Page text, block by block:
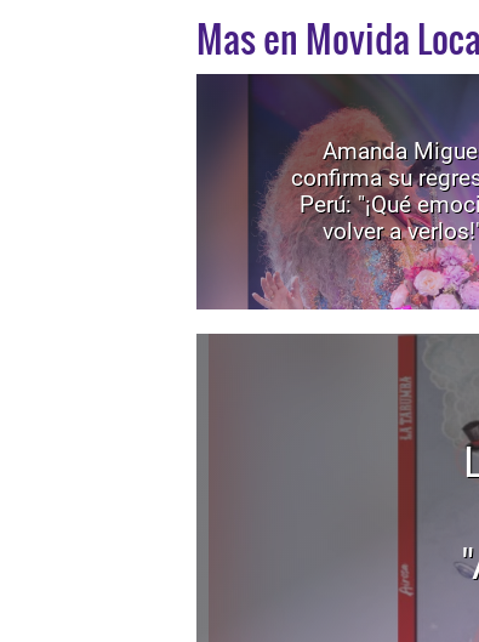
Mas en Movida
Amanda
confirma su
Perú: "¡Qué
volver a